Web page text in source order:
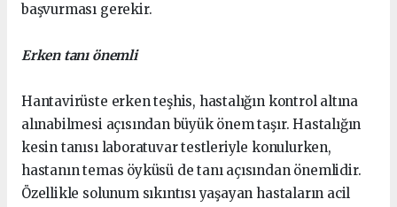
başvurması gerekir.
Erken tanı önemli
Hantavirüste erken teşhis, hastalığın kontrol altına
alınabilmesi açısından büyük önem taşır. Hastalığın
kesin tanısı laboratuvar testleriyle konulurken,
hastanın temas öyküsü de tanı açısından önemlidir.
Özellikle solunum sıkıntısı yaşayan hastaların acil